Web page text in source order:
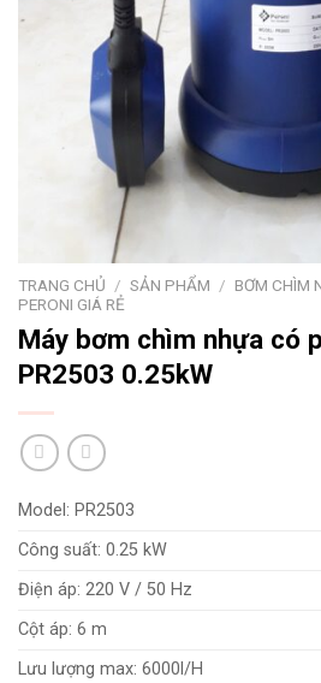
TRANG CHỦ / SẢN PHẨM / BƠM CHÌM
PERONI GIÁ RẺ
Máy bơm chìm nhựa có
PR2503 0.25kW
Model: PR2503
Công suất: 0.25 kW
Điện áp: 220 V / 50 Hz
Cột áp: 6 m
Lưu lượng max: 6000l/H